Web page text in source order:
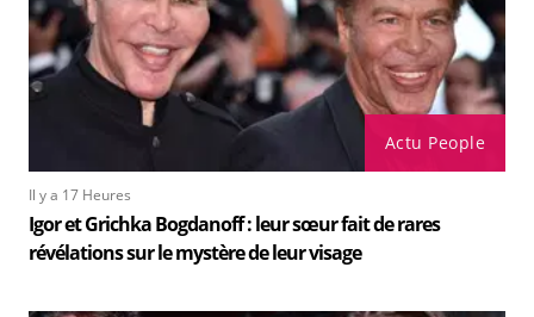
Actu People
Il y a 17 Heures
Igor et Grichka Bogdanoff : leur sœur fait de rares
révélations sur le mystère de leur visage